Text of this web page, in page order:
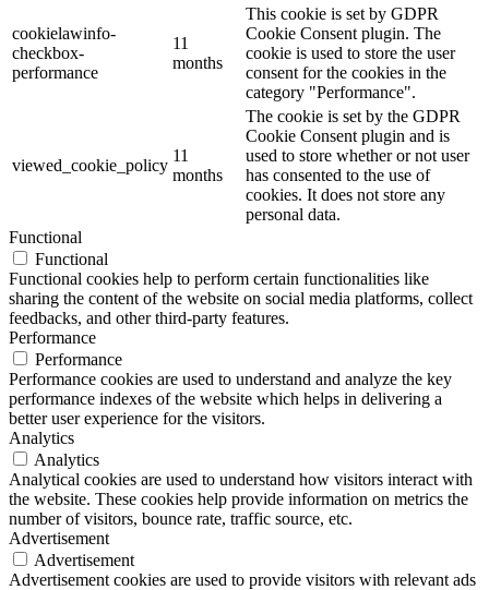
cookielawinfo-
checkbox-
performance
11
months
This cookie is set by GDPR
Cookie Consent plugin. The
cookie is used to store the user
consent for the cookies in the
category "Performance".
viewed_cookie_policy
11
months
The cookie is set by the GDPR
Cookie Consent plugin and is
used to store whether or not user
has consented to the use of
cookies. It does not store any
personal data.
Functional
Functional
Functional cookies help to perform certain functionalities like
sharing the content of the website on social media platforms, collect
feedbacks, and other third-party features.
Performance
Performance
Performance cookies are used to understand and analyze the key
performance indexes of the website which helps in delivering a
better user experience for the visitors.
Analytics
Analytics
Analytical cookies are used to understand how visitors interact with
the website. These cookies help provide information on metrics the
number of visitors, bounce rate, traffic source, etc.
Advertisement
Advertisement
Advertisement cookies are used to provide visitors with relevant ads